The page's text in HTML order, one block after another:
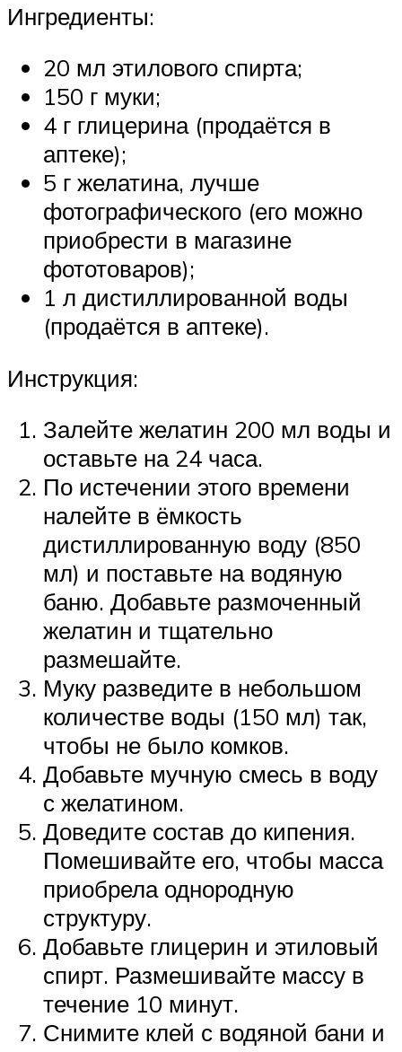
Ингредиенты:
20 мл этилового спирта;
150 г муки;
4 г глицерина (продаётся в
аптеке);
5 г желатина, лучше
фотографического (его можно
приобрести в магазине
фототоваров);
1 л дистиллированной воды
(продаётся в аптеке).
Инструкция:
Залейте желатин 200 мл воды и
оставьте на 24 часа.
По истечении этого времени
налейте в ёмкость
дистиллированную воду (850
мл) и поставьте на водяную
баню. Добавьте размоченный
желатин и тщательно
размешайте.
Муку разведите в небольшом
количестве воды (150 мл) так,
чтобы не было комков.
Добавьте мучную смесь в воду
с желатином.
Доведите состав до кипения.
Помешивайте его, чтобы масса
приобрела однородную
структуру.
Добавьте глицерин и этиловый
спирт. Размешивайте массу в
течение 10 минут.
Снимите клей с водяной бани и